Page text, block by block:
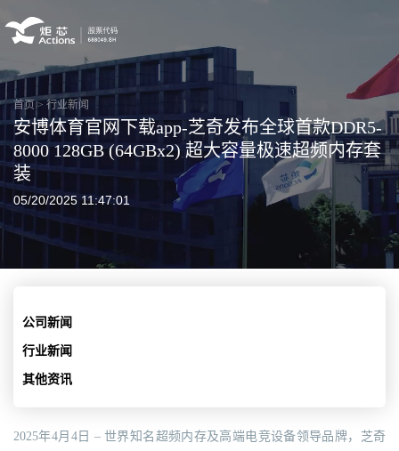
首页> 行业新闻
安博体育官网下载app-芝奇发布全球首款DDR5-
8000 128GB (64GBx2) 超大容量极速超频内存套
装
05/20/2025 11:47:01
公司新闻
行业新闻
其他资讯
2025年4月4日 – 世界知名超频内存及高端电竞设备领导品牌，芝奇